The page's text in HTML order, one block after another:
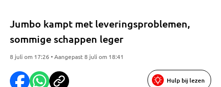
Jumbo kampt met leveringsproblemen,
sommige schappen leger
8 juli om 17:26 • Aangepast 8 juli om 18:41
Hulp bij lezen